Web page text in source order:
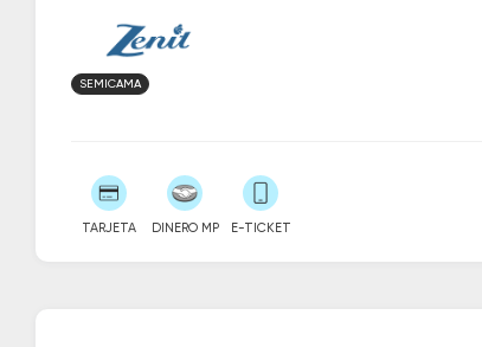
SEMICAMA
TARJETA DINERO MP E-TICKET